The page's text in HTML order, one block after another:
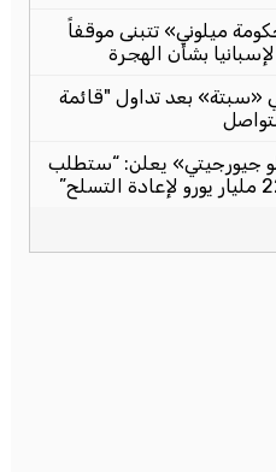
ميلوني» تتبنى موقفاً
بشأن الهجرة
«سبتة» بعد تداول "قائمة
جيورجيتي» يعلن: “ستطلب